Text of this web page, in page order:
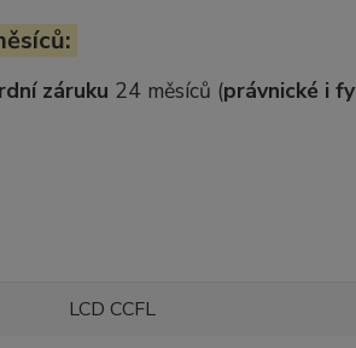
záruku 24 měsíců (právnické i
LCD CCFL